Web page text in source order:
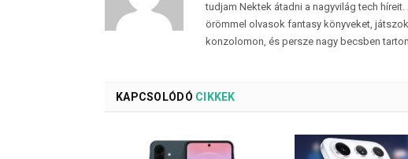
tudjam Nektek átadni a nagyvilág tech
örömmel olvasok fantasy könyveket,
konzolomon, és persze nagy becsben
KAPCSOLÓDÓ CIKKEK